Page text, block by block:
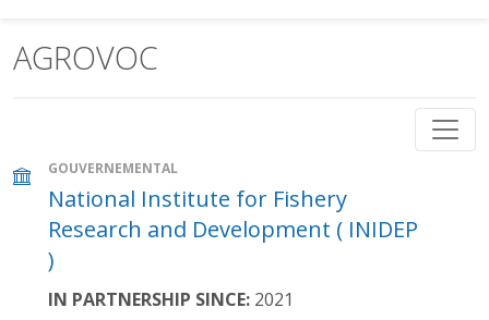
AGROVOC
GOUVERNEMENTAL
National Institute for Fishery
Research and Development ( INIDEP
)
IN PARTNERSHIP SINCE: 2021